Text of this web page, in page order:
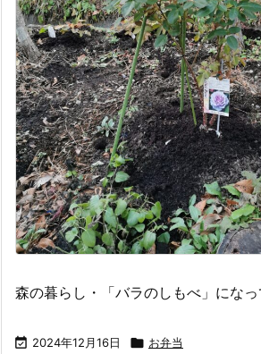
森の暮らし・「バラのしもべ」になっ
 2024年12月16日  お弁当